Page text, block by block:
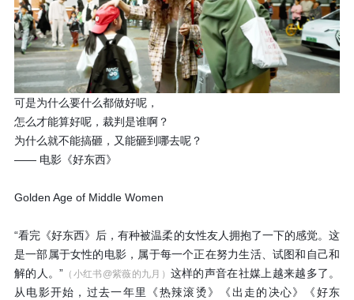
可是为什么要什么都做好呢，
怎么才能算好呢，裁判是谁啊？
为什么就不能搞砸，又能砸到哪去呢？
—— 电影《好东西》
Golden Age of Middle Women
“看完《好东西》后，有种被温柔的女性友人拥抱了一下的感觉。这
是一部属于女性的电影，属于每一个正在努力生活、试图和自己和
解的人。” （小红书@紫薇的九月） 这样的声音在社媒上越来越多了。
从电影开始，过去一年里《热辣滚烫》《出走的决心》《好东